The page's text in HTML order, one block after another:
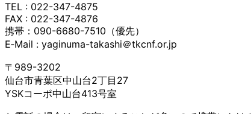
TEL : 022-347-4875
FAX : 022-347-4876
携帯：090-6680-7510（優先）
E‐Mail : yaginuma-takashi＠tkcnf.or.jp
〒989-3202
仙台市青葉区中山台2丁目27
YSKコーポ中山台413号室